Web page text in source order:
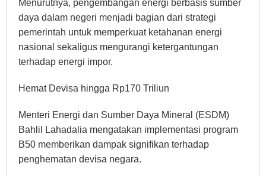
Menurutnya, pengembangan energi berbasis sumber
daya dalam negeri menjadi bagian dari strategi
pemerintah untuk memperkuat ketahanan energi
nasional sekaligus mengurangi ketergantungan
terhadap energi impor.
Hemat Devisa hingga Rp170 Triliun
Menteri Energi dan Sumber Daya Mineral (ESDM)
Bahlil Lahadalia mengatakan implementasi program
B50 memberikan dampak signifikan terhadap
penghematan devisa negara.